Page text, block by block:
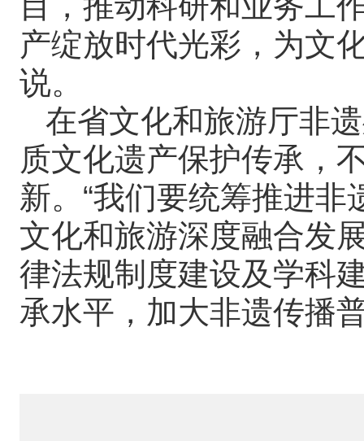
产绽放时代光彩，为文
说。
在省文化和旅游厅非
质文化遗产保护传承，
新。“我们要统筹推进
文化和旅游深度融合发
律法规制度建设及学科
承水平，加大非遗传播